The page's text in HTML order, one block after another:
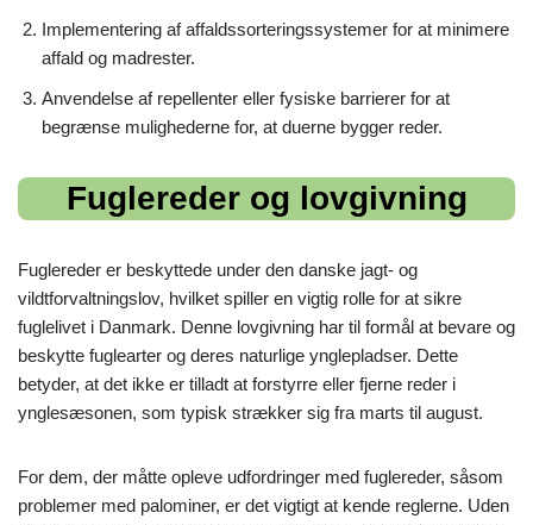
Implementering af affaldssorteringssystemer for at minimere
affald og madrester.
Anvendelse af repellenter eller fysiske barrierer for at
begrænse mulighederne for, at duerne bygger reder.
Fuglereder og lovgivning
Fuglereder er beskyttede under den danske jagt- og
vildtforvaltningslov, hvilket spiller en vigtig rolle for at sikre
fuglelivet i Danmark. Denne lovgivning har til formål at bevare og
beskytte fuglearter og deres naturlige ynglepladser. Dette
betyder, at det ikke er tilladt at forstyrre eller fjerne reder i
ynglesæsonen, som typisk strækker sig fra marts til august.
For dem, der måtte opleve udfordringer med fuglereder, såsom
problemer med palominer, er det vigtigt at kende reglerne. Uden